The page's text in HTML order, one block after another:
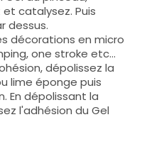
catalysez. Puis
dessus.
décorations en micro
one stroke etc...
dépolissez la
lime éponge puis
En dépolissant la
l'adhésion du Gel